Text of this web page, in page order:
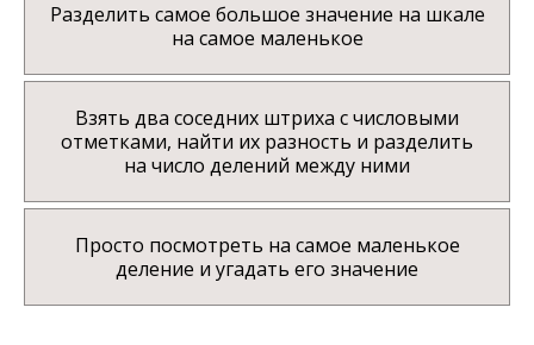
Разделить самое большое значение на шкале
на самое маленькое
Взять два соседних штриха с числовыми
отметками, найти их разность и разделить
на число делений между ними
Просто посмотреть на самое маленькое
деление и угадать его значение